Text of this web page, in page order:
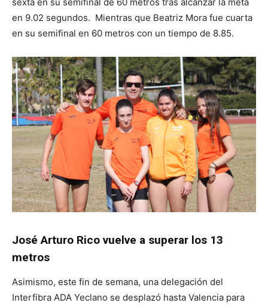
sexta en su semifinal de 60 metros tras alcanzar la meta
en 9.02 segundos. Mientras que Beatriz Mora fue cuarta
en su semifinal en 60 metros con un tiempo de 8.85.
José Arturo Rico vuelve a superar los 13
metros
Asimismo, este fin de semana, una delegación del
Interfibra ADA Yeclano se desplazó hasta Valencia para